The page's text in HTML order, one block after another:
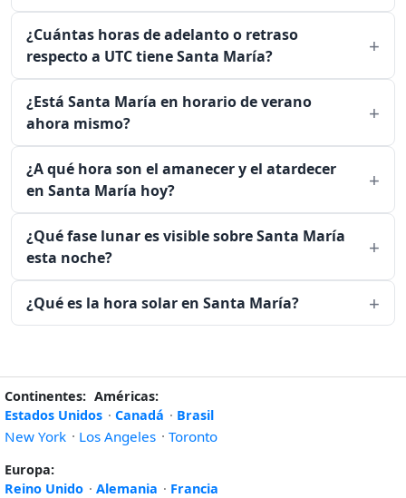
¿Cuántas horas de adelanto o retraso
respecto a UTC tiene Santa María?
¿Está Santa María en horario de verano
ahora mismo?
¿A qué hora son el amanecer y el atardecer
en Santa María hoy?
¿Qué fase lunar es visible sobre Santa María
esta noche?
¿Qué es la hora solar en Santa María?
Continentes: Américas:
Estados Unidos · Canadá · Brasil
New York · Los Angeles · Toronto
Europa:
Reino Unido · Alemania · Francia